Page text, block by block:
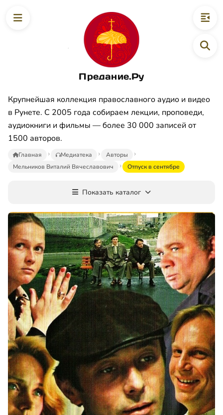
Предание.Ру
Крупнейшая коллекция православного аудио и видео
в Рунете. С 2005 года собираем лекции, проповеди,
аудиокниги и фильмы — более 30 000 записей от
1500 авторов.
Главная Медиатека
Авторы
Мельников Виталий Вячеславович
Отпуск в сентябре
Показать каталог